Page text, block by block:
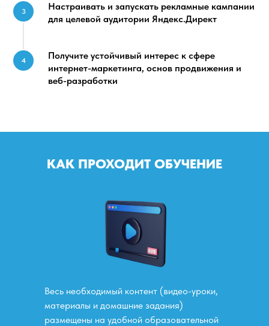
3
Настраивать и запускать рекламные кампании
для целевой аудитории Яндекс.Директ
4
Получите устойчивый интерес к сфере
интернет-маркетинга, основ продвижения и
веб-разработки
КАК ПРОХОДИТ ОБУЧЕНИЕ
Весь необходимый контент (видео-уроки,
материалы и домашние задания)
размещены на удобной образовательной